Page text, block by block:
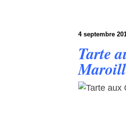
4 septembre
Tarte